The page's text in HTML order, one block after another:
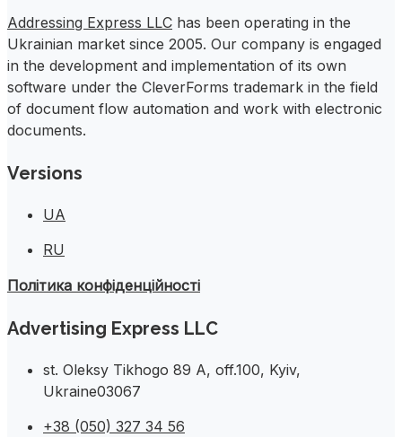
Addressing Express LLC has been operating in the
Ukrainian market since 2005. Our company is engaged
in the development and implementation of its own
software under the CleverForms trademark in the field
of document flow automation and work with electronic
documents.
Versions
UA
RU
Політика конфіденційності
Advertising Express LLC
st. Oleksy Tikhogo 89 A, off.100, Kyiv,
Ukraine03067
+38 (050) 327 34 56